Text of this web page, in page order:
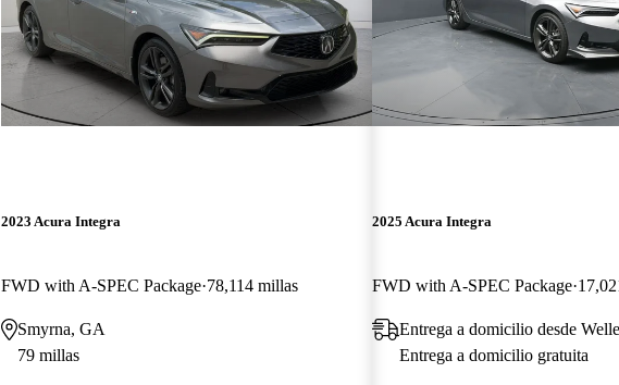
2023 Acura Integra
FWD with A-SPEC Package 78,114 millas
Smyrna, GA
79 millas
2025 Acura Integra
FWD with A-SPEC Package
Entrega a domicilio desde
Entrega a domicilio gratuita